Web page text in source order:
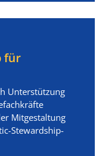
für
Unterstützung
Mitgestaltung
Stewardship-